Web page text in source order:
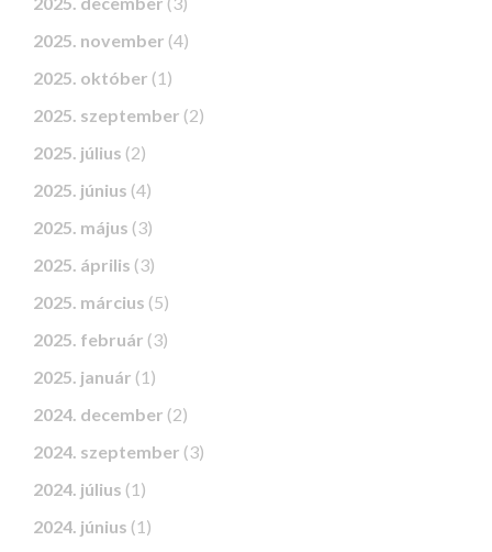
2025. november (4)
2025. október (1)
2025. szeptember (2)
2025. július (2)
2025. június (4)
2025. május (3)
2025. április (3)
2025. március (5)
2025. február (3)
2025. január (1)
2024. december (2)
2024. szeptember (3)
2024. július (1)
2024. június (1)